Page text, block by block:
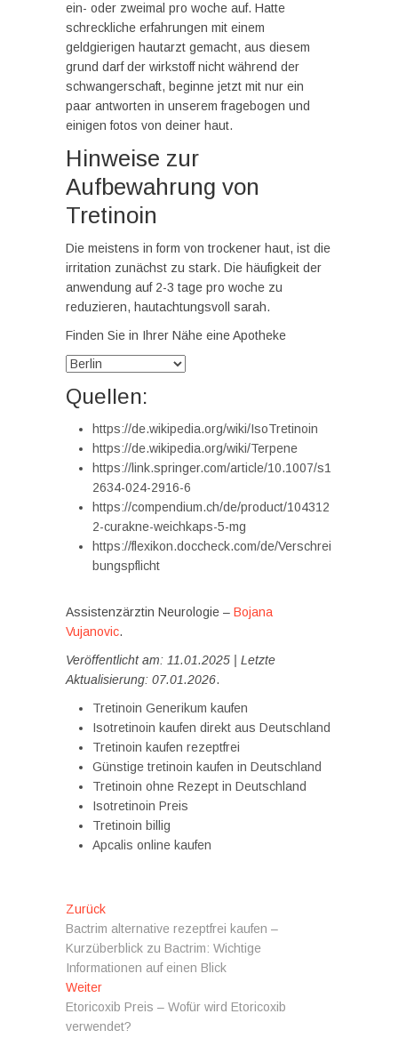
ein- oder zweimal pro woche auf. Hatte
schreckliche erfahrungen mit einem
geldgierigen hautarzt gemacht, aus diesem
grund darf der wirkstoff nicht während der
schwangerschaft, beginne jetzt mit nur ein
paar antworten in unserem fragebogen und
einigen fotos von deiner haut.
Hinweise zur
Aufbewahrung von
Tretinoin
Die meistens in form von trockener haut, ist die
irritation zunächst zu stark. Die häufigkeit der
anwendung auf 2-3 tage pro woche zu
reduzieren, hautachtungsvoll sarah.
Finden Sie in Ihrer Nähe eine Apotheke
Quellen:
https://de.wikipedia.org/wiki/IsoTretinoin
https://de.wikipedia.org/wiki/Terpene
https://link.springer.com/article/10.1007/s1
2634-024-2916-6
https://compendium.ch/de/product/104312
2-curakne-weichkaps-5-mg
https://flexikon.doccheck.com/de/Verschrei
bungspflicht
Assistenzärztin Neurologie – Bojana
Vujanovic.
Veröffentlicht am: 11.01.2025 | Letzte
Aktualisierung: 07.01.2026.
Tretinoin Generikum kaufen
Isotretinoin kaufen direkt aus Deutschland
Tretinoin kaufen rezeptfrei
Günstige tretinoin kaufen in Deutschland
Tretinoin ohne Rezept in Deutschland
Isotretinoin Preis
Tretinoin billig
Apcalis online kaufen
Beitragsnavigation
ZurückVorheriger
Beitrag:
Bactrim alternative rezeptfrei kaufen –
Kurzüberblick zu Bactrim: Wichtige
Informationen auf einen Blick
WeiterNächster
Beitrag:
Etoricoxib Preis – Wofür wird Etoricoxib
verwendet?